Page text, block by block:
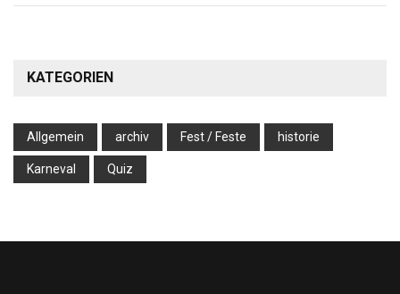
KATEGORIEN
Allgemein archiv Fest / Feste historie
Karneval Quiz